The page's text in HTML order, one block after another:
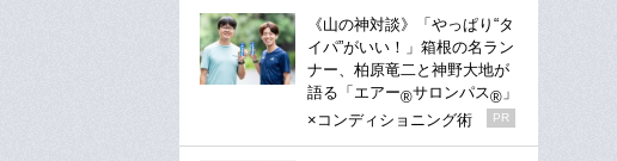
《山の神対談》「やっぱり“タ
イパ”がいい！」箱根の名ラン
ナー、柏原竜二と神野大地が
語る「エアー®サロンパス® 」
×コンディショニング術
PR